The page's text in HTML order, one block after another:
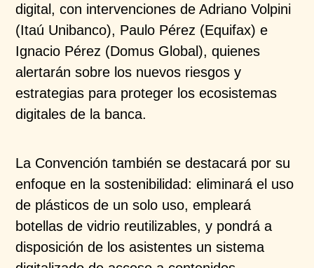
digital, con intervenciones de Adriano Volpini
(Itaú Unibanco), Paulo Pérez (Equifax) e
Ignacio Pérez (Domus Global), quienes
alertarán sobre los nuevos riesgos y
estrategias para proteger los ecosistemas
digitales de la banca.
La Convención también se destacará por su
enfoque en la sostenibilidad: eliminará el uso
de plásticos de un solo uso, empleará
botellas de vidrio reutilizables, y pondrá a
disposición de los asistentes un sistema